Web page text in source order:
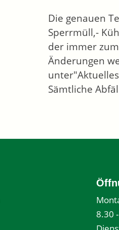
Die genauen
Sperrmüll,-
der immer
Änderungen
Sämtliche
8.30